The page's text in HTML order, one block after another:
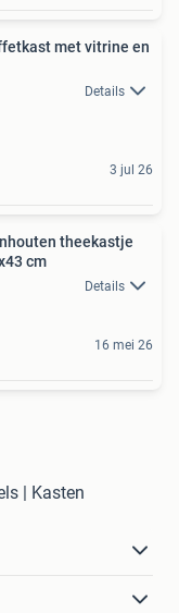
met vitrine en
Details
3 jul 26
theekastje
cm
Details
16 mei 26
| Kasten